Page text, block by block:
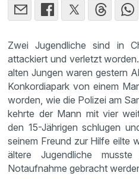
Zwei Jugendliche sind in
attackiert und verletzt
alten Jungen waren gestern
Konkordiapark von einem
worden, wie die Polizei am
kehrte der Mann mit vier
den 15-Jährigen schlugen
seinem Freund zur Hilfe eilte
ältere Jugendliche
Notaufnahme gebracht